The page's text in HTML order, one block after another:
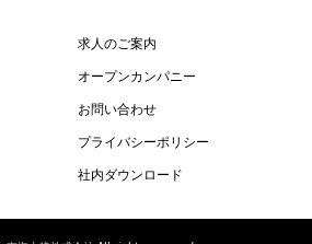
求人のご案内
オープンカンパニー
お問い合わせ
プライバシーポリシー
社内ダウンロード